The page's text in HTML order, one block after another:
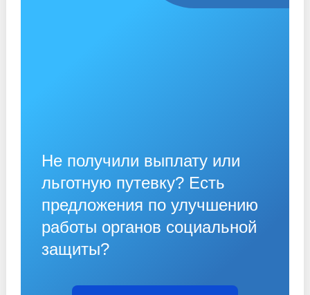
Не получили выплату или
льготную путевку? Есть
предложения по улучшению
работы органов социальной
защиты?